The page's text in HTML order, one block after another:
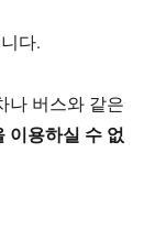
다.
나 버스와 같은
이용하실 수 없